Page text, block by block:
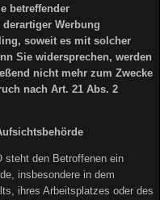
betreffender
Werbung
soweit es mit solcher
Sie widersprechen, werden
nicht mehr zum Zwecke
nach Art. 21 Abs. 2
steht den Betroffenen ein
insbesondere in dem
ihres Arbeitsplatzes oder des